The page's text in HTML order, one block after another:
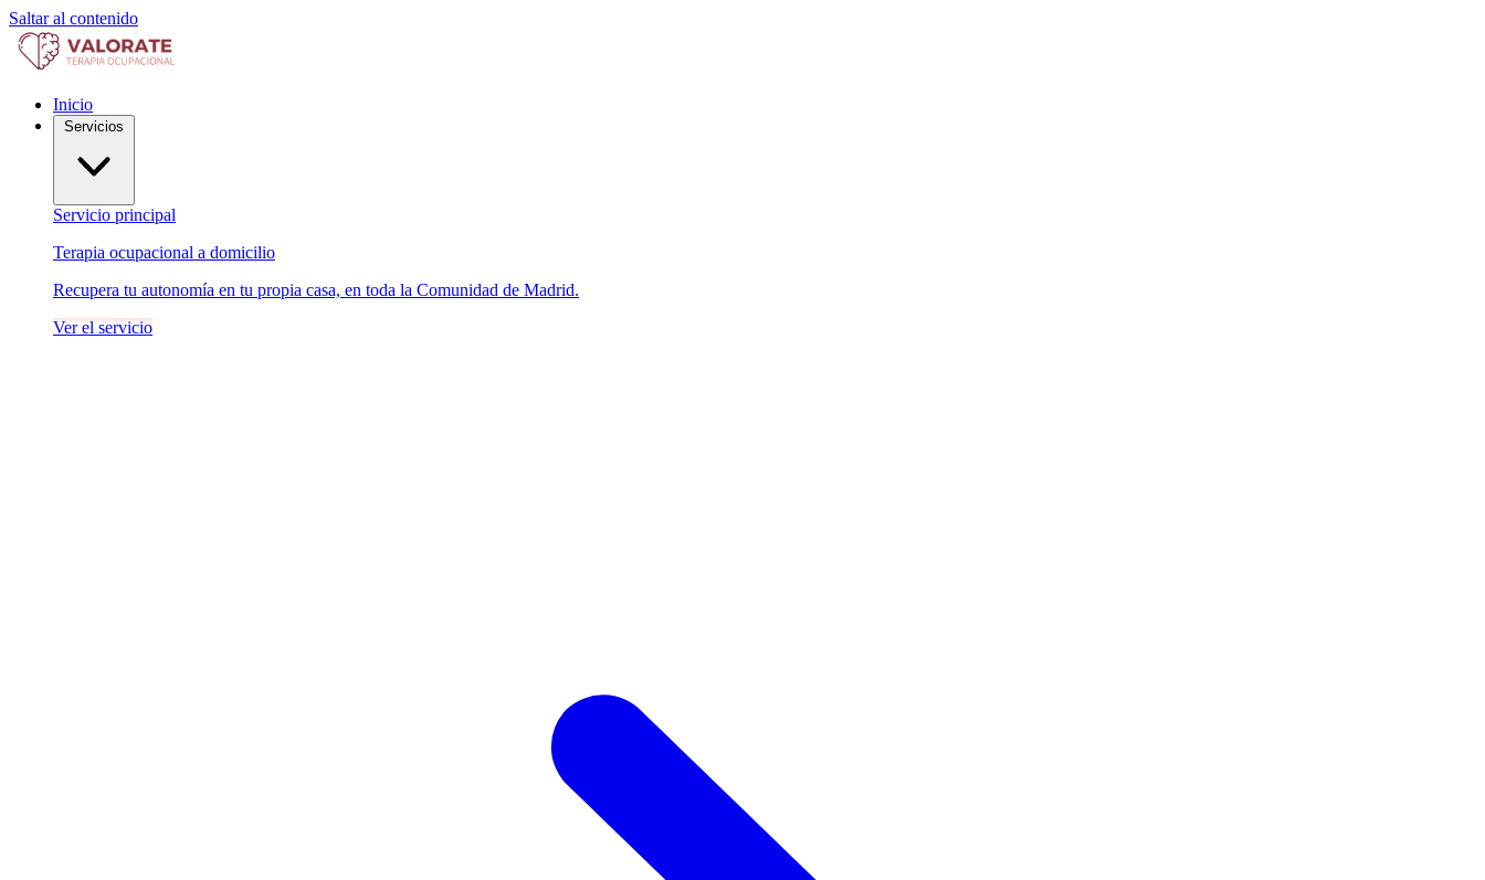
Saltar al contenido
Inicio
Servicio principal
Terapia ocupacional a domicilio
Recupera tu autonomía en tu propia casa, en toda la Comunidad de Madrid.
Ver el servicio